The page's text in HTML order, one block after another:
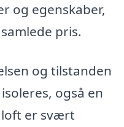
og egenskaber,
pris.
og tilstanden
også en
er svært